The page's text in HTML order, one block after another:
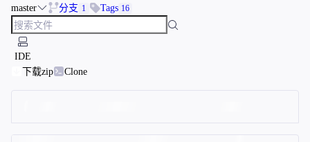
master 分支 1 Tags 16
IDE
下载zip
Clone